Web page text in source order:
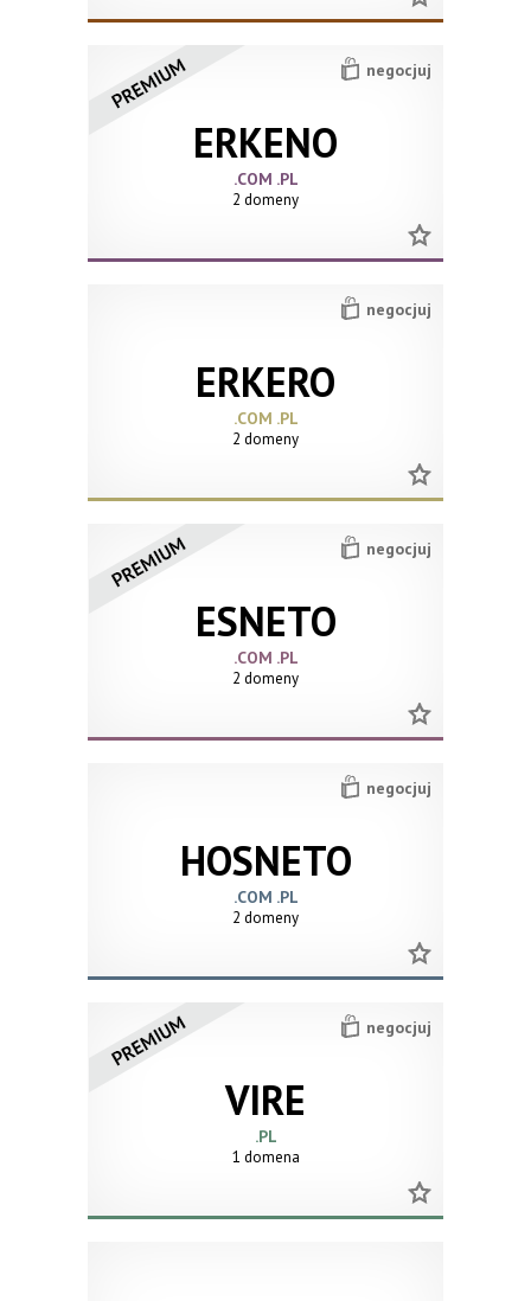
ERKENO
.COM .PL
negocjuj
2 domeny
ERKERO
.COM .PL
negocjuj
2 domeny
ESNETO
.COM .PL
negocjuj
2 domeny
HOSNETO
.COM .PL
negocjuj
2 domeny
VIRE
.PL
negocjuj
1 domena